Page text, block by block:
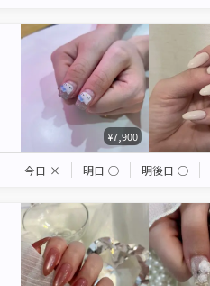
¥7,900
今日 × 明日 ◯ 明後日 ◯